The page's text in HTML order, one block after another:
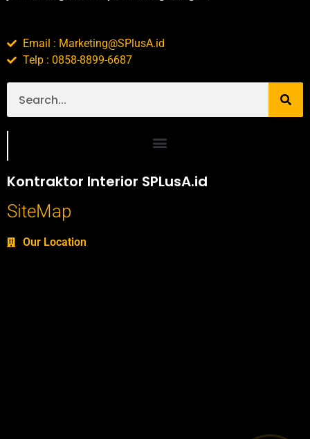
Email : Marketing@SPlusA.id
Telp : 0858-8899-6687
Kontraktor Interior SPLusA.id
SiteMap
Our Location